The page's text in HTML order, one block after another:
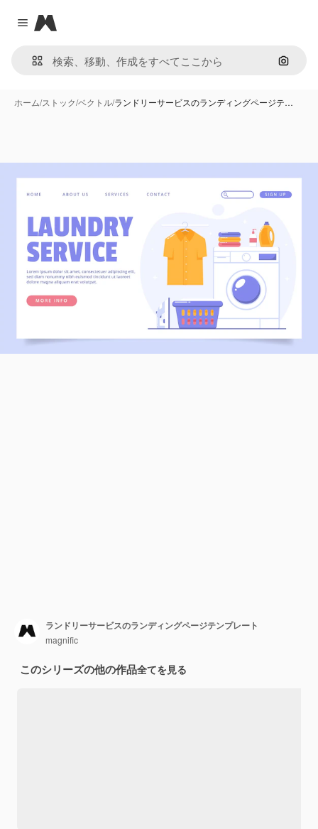
Close menu
Magnific
画像で
ホーム/ストック/ベクトル/ランドリーサービスのランディングページテ…
ランドリーサービスのランディングページテンプレート
magnific
このシリーズの他の作品全てを見る